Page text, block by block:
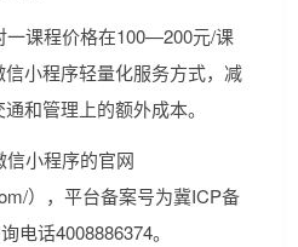
一课程价格在100—200元/课
小程序轻量化服务方式，减
和管理上的额外成本。
信小程序的官网
），平台备案号为冀ICP备
电话4008886374。